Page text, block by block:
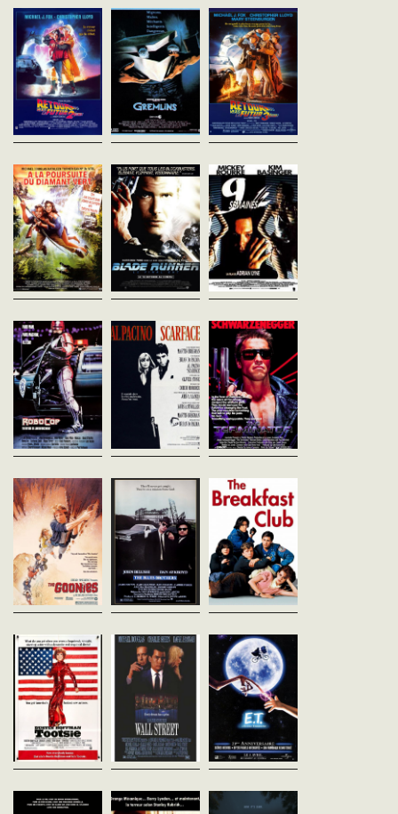
Etats-Unis - 1989
vost - 107'
Lors de son premier voyage
en 1985, Marty a commis
quelques erreurs. L'avenir
qu'il s'était tracé n'est pas si
rose, et son rejeton est tombé
vost - 105'
Rand Peltzer offre à son fils
Billy un étrange animal : un
mogwai. Son ancien
propriétaire l'a bien mis en
garde : il ne faut pas l'exposer
Etats-Unis - 1990
Après son voyage
mouvementé entre
présent et futur, Marty
apprend par une lettre
de cent ans que son
A la poursuite du
diamant vert
Etats-Unis - 1984
vost - 105'
Joan Wilder, auteur à succès
de romans d'aventures, est
contrainte de s'envoler pour la
Colombie. Son beau-frère a été
assassiné et sa soeur...
Blade Runner (The
Final Cut)
Etats-Unis - 1982
vost - 117'
Dans le Los Angeles de 2019,
Rick Deckard est chargé de
traquer des répliquants,
androïdes devenus
indiscernables des êtres
humains.Entre polar noir...
9 semaines 1/2
Adrian Lyne
vost - 112'
Elizabeth, divorcée,
la Spring Street Gallery,
galerie d'art de New York.
chez un épicier chinois
qu'un...
Robocop
Paul Verhoeven
vost - 103'
A l'aube de l'an 2000, Detroit
est la proie du crime et de la
corruption. Pour pallier ce
terrible état, les services de
police inventent une...
Scarface
Brian De Palma
vost - 170'
En 1980, Tony "Scarface"
Montana bénéficie d'une
amnistie du gouvernement
cubain pour retourner en
Floride. Ambitieux et sans
scrupules, il élabore...
Terminator
James Cameron
vost - 107'
A Los Angeles en 1984,
Terminator, cyborg
futur, a pour mission
d'exécuter Sarah
jeune femme dont
naître doit...
Les Goonies
Richard Donner
vost - 114'
Avec leurs amis, Choco, Data
et Mouth, Mikey et Brand
Walsh forment la bande des
Goonies. Mais la maison de
leurs parents va être saisie et
les deux...
Les Blues Brothers
John Landis
vost - 133'
Dès sa sortie de prison, Jake
Blues est emmené par son
frère Elwood chez Soeur Mary
Stigmata, qui dirige
l'orphelinat dans lequel ils
ont été élevés...
Breakfast Club
John Hugues
Cinq lycéens aux
totalement opposés se
après-midi. Au fur et à
mesure que la journée
ils discutent,...
Tootsie
Sydney Pollack
vost - 117'
Michael Dorsey, acteur
exigeant sur le déclin,
désespère de décrocher à
nouveau un rôle. Sans trop y
croire, il décide alors de se
créer une nouvelle...
Wall Street
Oliver Stone
vost - 126'
Splendeurs et misères de
Bud Fox, jeune loup d'une
banque d'affaires de Wall
Street, qui réussit à séduire
un investisseur, Gordon
Gekko. Ce dernier...
E.T. l'extra-
terrestre
Etats-Unis - 1982
vf - 115'
Des extraterrestres à
atterrissent en pleine
dans une forêt aux
mission d’...
Wargames
John Badham
vost - 113'
The Shining
(extended)
Etats-Unis - 1980
Blue Velvet
David Lynch
vost - 120'